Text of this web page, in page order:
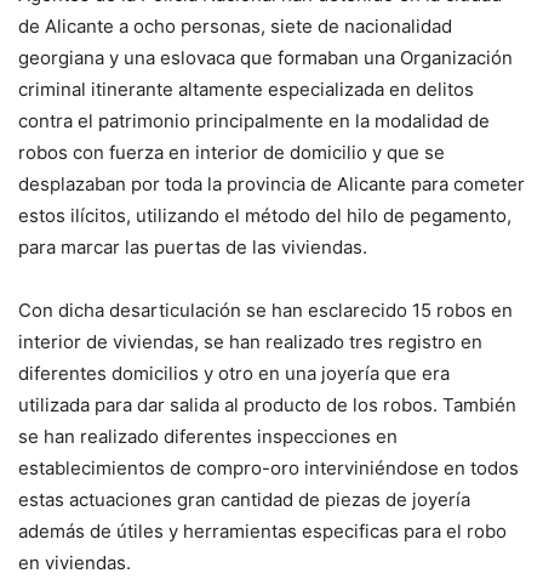
de Alicante a ocho personas, siete de nacionalidad
georgiana y una eslovaca que formaban una Organización
criminal itinerante altamente especializada en delitos
contra el patrimonio principalmente en la modalidad de
robos con fuerza en interior de domicilio y que se
desplazaban por toda la provincia de Alicante para cometer
estos ilícitos, utilizando el método del hilo de pegamento,
para marcar las puertas de las viviendas.
Con dicha desarticulación se han esclarecido 15 robos en
interior de viviendas, se han realizado tres registro en
diferentes domicilios y otro en una joyería que era
utilizada para dar salida al producto de los robos. También
se han realizado diferentes inspecciones en
establecimientos de compro-oro interviniéndose en todos
estas actuaciones gran cantidad de piezas de joyería
además de útiles y herramientas especificas para el robo
en viviendas.